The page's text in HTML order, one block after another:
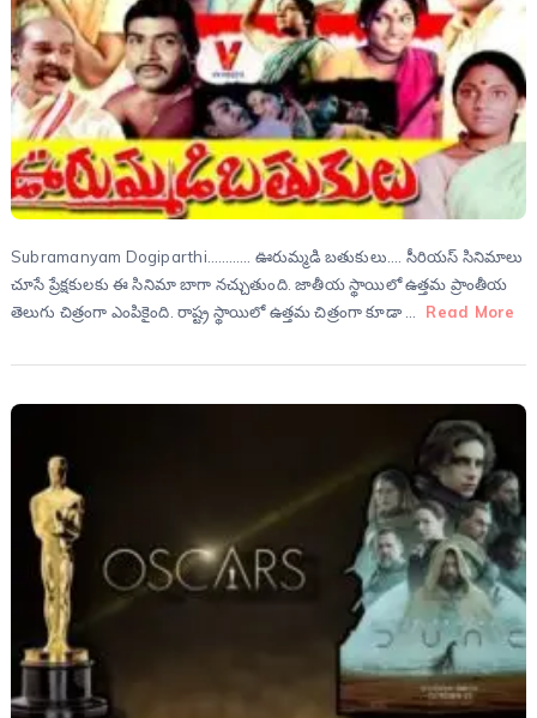
Subramanyam Dogiparthi………… ఊరుమ్మడి బతుకులు…. సీరియస్ సినిమాలు
చూసే ప్రేక్షకులకు ఈ సినిమా బాగా నచ్చుతుంది. జాతీయ స్థాయిలో ఉత్తమ ప్రాంతీయ
తెలుగు చిత్రంగా ఎంపికైంది. రాష్ట్ర స్థాయిలో ఉత్తమ చిత్రంగా కూడా …
Read More